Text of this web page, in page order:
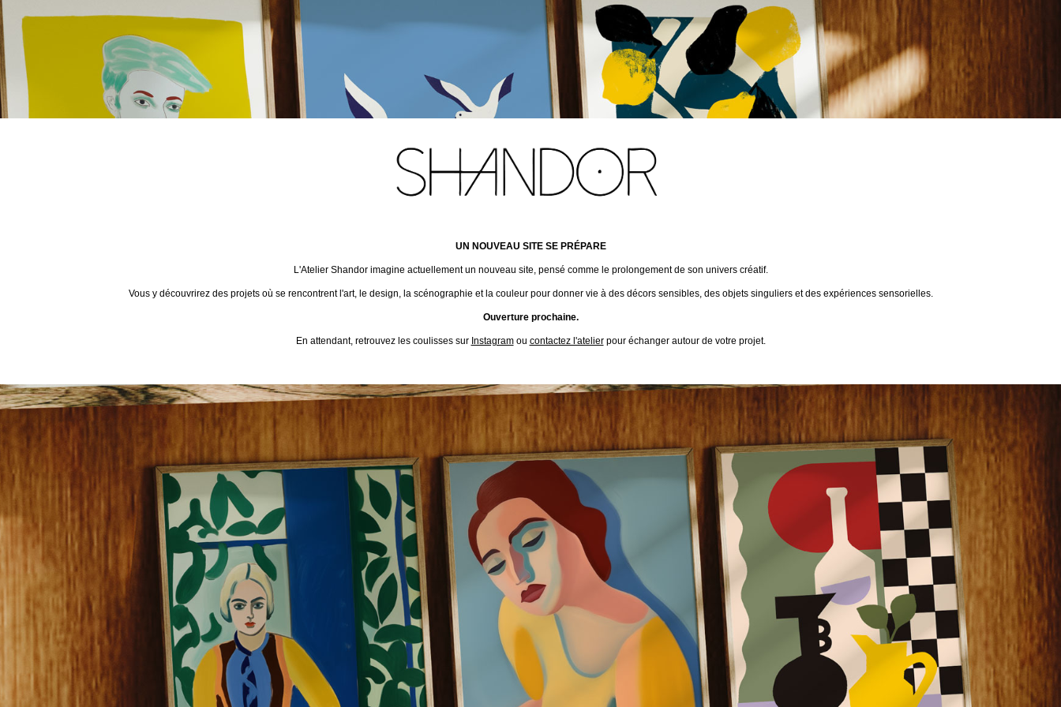
UN NOUVEAU SITE SE PRÉPARE
L'Atelier Shandor imagine actuellement un nouveau site, pensé comme le prolongement de son univers créatif.
Vous y découvrirez des projets où se rencontrent l'art, le design, la scénographie et la couleur pour donner vie à des décors sensibles, des objets singuliers et des expériences sensorielles.
Ouverture prochaine.
En attendant, retrouvez les coulisses sur Instagramou contactez l'atelierpour échanger autour de votre projet.